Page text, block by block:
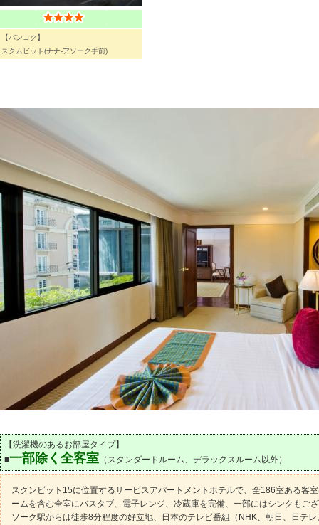
【バンコク】
スクムビット(ナナ-アソーク手前)
【洗濯機のあるお部屋タイプ】
■一部除く全客室 （スタンダードルーム、デラックスルーム以外）
スクンビット15に位置するサービスアパートメントホテルで、全186室ある客
ームを含む全室にバスタブ、電子レンジ、冷蔵庫を完備、一部にはシンクもご
ソーク駅からは徒歩8分程度の好立地、日本のテレビ番組（NHK、朝日、日テレ